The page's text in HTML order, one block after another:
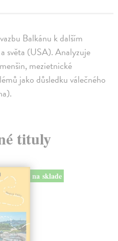
Balkánu k dalším
světa (USA). Analyzuje
mezietnické
jako důsledku válečného
tituly
novinka